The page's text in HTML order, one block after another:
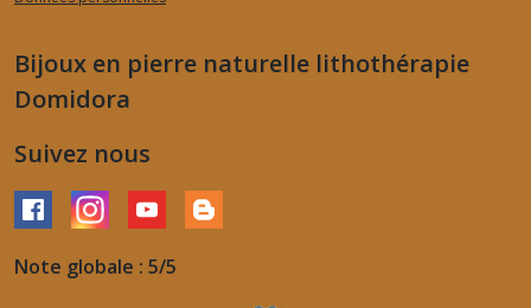
Bijoux en pierre naturelle lithothérapie
Domidora
Suivez nous
Note globale : 5/5